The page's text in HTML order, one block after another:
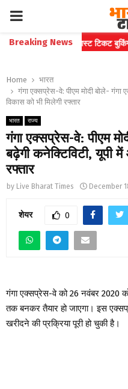
PRIMARY
MENU
Breaking News
कैप्चा करें फास्ट टिकट बुकिंग ⇝
Home
भारत
गंगा एक्सप्रेस-वे: पीएम मोदी बोले- गंगा
विकास को भी मिलेगी रफ्तार
भारत राज्य
गंगा एक्सप्रेस-वे: पीएम
बढ़ेगी कनेक्टिविटी, यूपी
रफ्तार
by Live Bharat Times December
शेयर 0
गंगा एक्सप्रेस-वे को 26 नवंबर 2020
तक बनकर तैयार हो जाएगा। इस
खरीदने की प्रक्रिया पूरी हो चुकी है।